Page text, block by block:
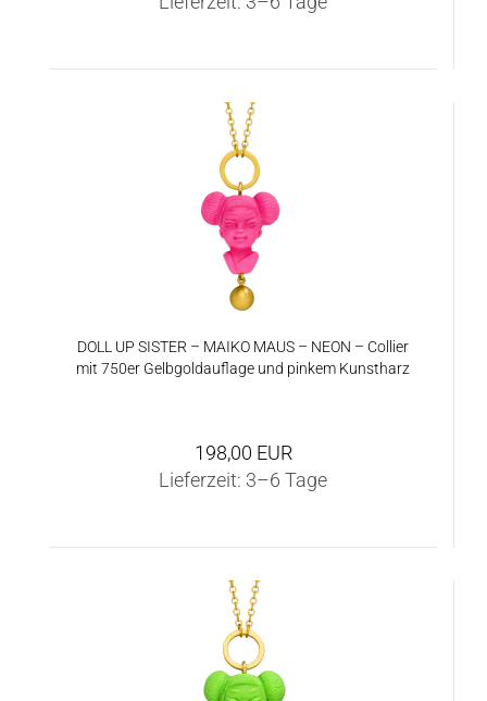
DOLL UP SIS­TER – MAIKO MAUS – NEON – Col­lier
mit 750er Gelb­gold­auf­la­ge und pin­kem Kunst­harz
198,00 EUR
Lieferzeit: 3–6 Tage